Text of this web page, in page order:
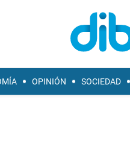
OPINIÓN SOCIEDAD